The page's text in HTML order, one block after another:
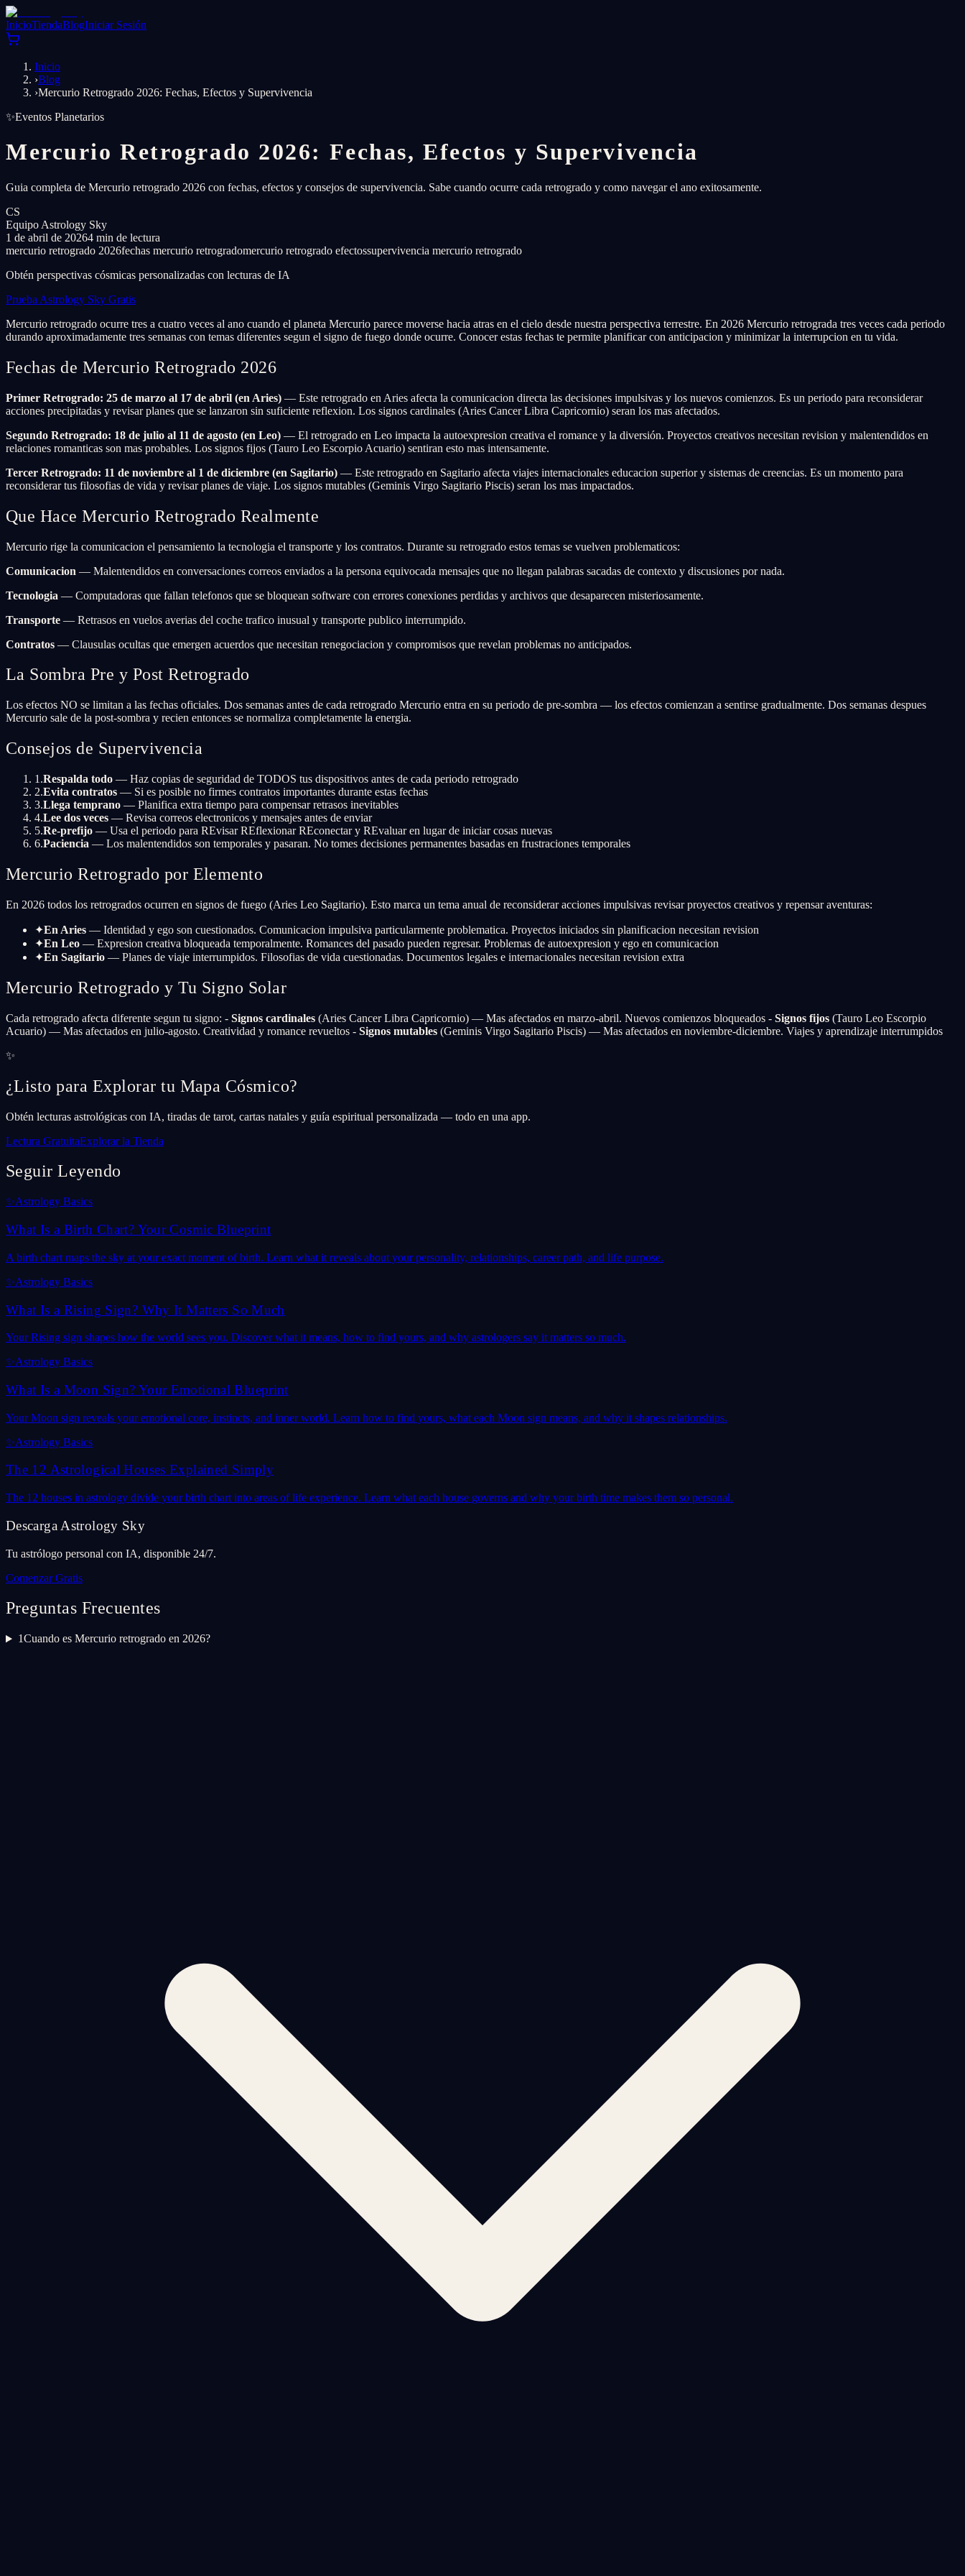
InicioTiendaBlogIniciar Sesión
Inicio
›Blog
›Mercurio Retrogrado 2026: Fechas, Efectos y Supervivencia
✨Eventos Planetarios
Mercurio Retrogrado 2026: Fechas, Efectos y Supervivencia
Guia completa de Mercurio retrogrado 2026 con fechas, efectos y consejos de supervivencia. Sabe cuando ocurre cada retrogrado y como navegar el ano exitosamente.
CS
Equipo Astrology Sky
1 de abril de 20264 min de lectura
mercurio retrogrado 2026fechas mercurio retrogradomercurio retrogrado efectossupervivencia mercurio retrogrado
Obtén perspectivas cósmicas personalizadas con lecturas de IA
Prueba Astrology Sky Gratis
Mercurio retrogrado ocurre tres a cuatro veces al ano cuando el planeta Mercurio parece moverse hacia atras en el cielo desde nuestra perspectiva terrestre. En 2026 Mercurio retrograda tres veces cada periodo
durando aproximadamente tres semanas con temas diferentes segun el signo de fuego donde ocurre. Conocer estas fechas te permite planificar con anticipacion y minimizar la interrupcion en tu vida.
Fechas de Mercurio Retrogrado 2026
Primer Retrogrado: 25 de marzo al 17 de abril (en Aries) — Este retrogrado en Aries afecta la comunicacion directa las decisiones impulsivas y los nuevos comienzos. Es un periodo para reconsiderar
acciones precipitadas y revisar planes que se lanzaron sin suficiente reflexion. Los signos cardinales (Aries Cancer Libra Capricornio) seran los mas afectados.
Segundo Retrogrado: 18 de julio al 11 de agosto (en Leo) — El retrogrado en Leo impacta la autoexpresion creativa el romance y la diversión. Proyectos creativos necesitan revision y malentendidos en
relaciones romanticas son mas probables. Los signos fijos (Tauro Leo Escorpio Acuario) sentiran esto mas intensamente.
Tercer Retrogrado: 11 de noviembre al 1 de diciembre (en Sagitario) — Este retrogrado en Sagitario afecta viajes internacionales educacion superior y sistemas de creencias. Es un momento para
reconsiderar tus filosofias de vida y revisar planes de viaje. Los signos mutables (Geminis Virgo Sagitario Piscis) seran los mas impactados.
Que Hace Mercurio Retrogrado Realmente
Mercurio rige la comunicacion el pensamiento la tecnologia el transporte y los contratos. Durante su retrogrado estos temas se vuelven problematicos:
Comunicacion — Malentendidos en conversaciones correos enviados a la persona equivocada mensajes que no llegan palabras sacadas de contexto y discusiones por nada.
Tecnologia — Computadoras que fallan telefonos que se bloquean software con errores conexiones perdidas y archivos que desaparecen misteriosamente.
Transporte — Retrasos en vuelos averias del coche trafico inusual y transporte publico interrumpido.
Contratos — Clausulas ocultas que emergen acuerdos que necesitan renegociacion y compromisos que revelan problemas no anticipados.
La Sombra Pre y Post Retrogrado
Los efectos NO se limitan a las fechas oficiales. Dos semanas antes de cada retrogrado Mercurio entra en su periodo de pre-sombra — los efectos comienzan a sentirse gradualmente. Dos semanas despues
Mercurio sale de la post-sombra y recien entonces se normaliza completamente la energia.
Consejos de Supervivencia
1 .Respalda todo — Haz copias de seguridad de TODOS tus dispositivos antes de cada periodo retrogrado
2.Evita contratos — Si es posible no firmes contratos importantes durante estas fechas
3.Llega temprano — Planifica extra tiempo para compensar retrasos inevitables
4.Lee dos veces — Revisa correos electronicos y mensajes antes de enviar
5.Re-prefijo — Usa el periodo para REvisar REflexionar REconectar y REvaluar en lugar de iniciar cosas nuevas
6.Paciencia — Los malentendidos son temporales y pasaran. No tomes decisiones permanentes basadas en frustraciones temporales
Mercurio Retrogrado por Elemento
En 2026 todos los retrogrados ocurren en signos de fuego (Aries Leo Sagitario). Esto marca un tema anual de reconsiderar acciones impulsivas revisar proyectos creativos y repensar aventuras:
✦En Aries — Identidad y ego son cuestionados. Comunicacion impulsiva particularmente problematica. Proyectos iniciados sin planificacion necesitan revision
✦En Leo — Expresion creativa bloqueada temporalmente. Romances del pasado pueden regresar. Problemas de autoexpresion y ego en comunicacion
✦En Sagitario — Planes de viaje interrumpidos. Filosofias de vida cuestionadas. Documentos legales e internacionales necesitan revision extra
Mercurio Retrogrado y Tu Signo Solar
Cada retrogrado afecta diferente segun tu signo: - Signos cardinales (Aries Cancer Libra Capricornio) — Mas afectados en marzo-abril. Nuevos comienzos bloqueados - Signos fijos (Tauro Leo Escorpio
Acuario) — Mas afectados en julio-agosto. Creatividad y romance revueltos - Signos mutables (Geminis Virgo Sagitario Piscis) — Mas afectados en noviembre-diciembre. Viajes y aprendizaje interrumpidos
✨
¿Listo para Explorar tu Mapa Cósmico?
Obtén lecturas astrológicas con IA, tiradas de tarot, cartas natales y guía espiritual personalizada — todo en una app.
Lectura GratuitaExplorar la Tienda
Seguir Leyendo
✨Astrology Basics
What Is a Birth Chart? Your Cosmic Blueprint
A birth chart maps the sky at your exact moment of birth. Learn what it reveals about your personality, relationships, career path, and life purpose.
✨Astrology Basics
What Is a Rising Sign? Why It Matters So Much
Your Rising sign shapes how the world sees you. Discover what it means, how to find yours, and why astrologers say it matters so much.
✨Astrology Basics
What Is a Moon Sign? Your Emotional Blueprint
Your Moon sign reveals your emotional core, instincts, and inner world. Learn how to find yours, what each Moon sign means, and why it shapes relationships.
✨Astrology Basics
The 12 Astrological Houses Explained Simply
The 12 houses in astrology divide your birth chart into areas of life experience. Learn what each house governs and why your birth time makes them so personal.
Descarga Astrology Sky
Tu astrólogo personal con IA, disponible 24/7.
Comenzar Gratis
Preguntas Frecuentes
1Cuando es Mercurio retrogrado en 2026?